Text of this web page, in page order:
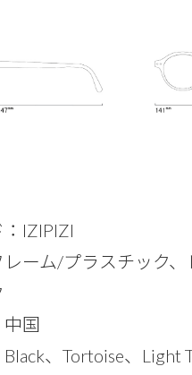
IZIPIZI
ーム/プラスチック、
中国
、Tortoise、Light